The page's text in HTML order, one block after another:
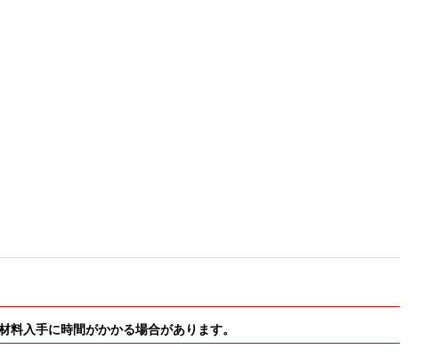
入手に時間がかかる場合があります。